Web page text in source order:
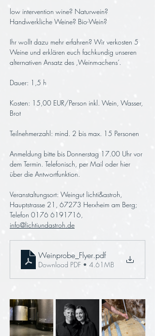
low intervention wine? Naturwein?
Handwerkliche Weine? Bio-Wein?
Ihr wollt dazu mehr erfahren? Wir verkosten 5
Weine und erklären euch fachkundig unseren
alternativen Ansatz des ‚Weinmachens‘.
Dauer: 1,5 h
Kosten: 15,00 EUR/Person inkl. Wein, Wasser,
Brot
Teilnehmerzahl: mind. 2 bis max. 15 Personen
Anmeldung bitte bis Donnerstag 17.00 Uhr vor
dem Termin. Telefonisch, per Mail oder hier
über die Antwortfunktion.
Veranstaltungsort: Weingut lichti&astroh,
Hauptstrasse 21, 67273 Herxheim am Berg;
Telefon 0176 6191716,
info@lichtiundastroh.de
Weinprobe_Flyer.pdf
Download PDF • 4.61MB